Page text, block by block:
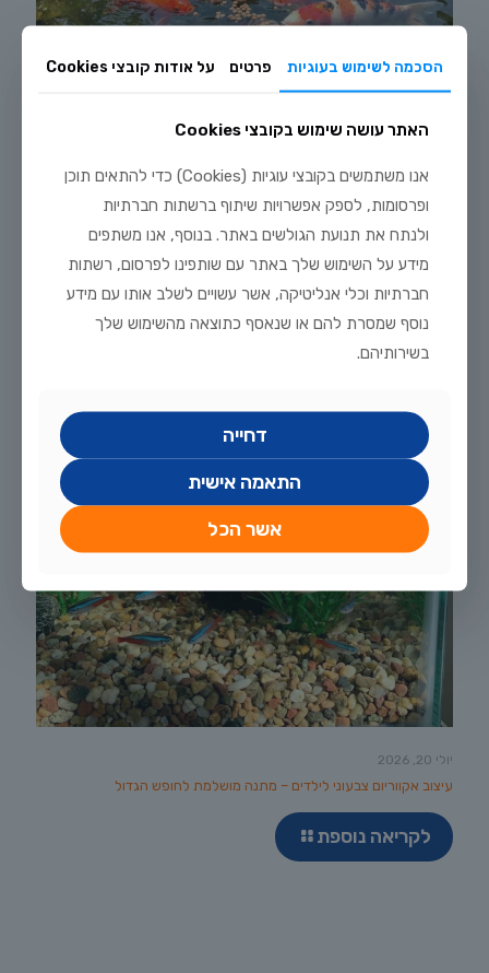
מדריך טיפוח דגי זהב וקוי בבריכת נוי: תנאים, תזונה ומניעת מחלות
לקריאה נוספת
יולי 20, 2026
עיצוב אקווריום צבעוני לילדים – מתנה מושלמת לחופש הגדול
לקריאה נוספת
הסכמה לשימוש בעוגיות פרטים על אודות קובצי Cookies
האתר עושה שימוש בקובצי Cookies
אנו משתמשים בקובצי עוגיות (Cookies) כדי להתאים תוכן
ופרסומות, לספק אפשרויות שיתוף ברשתות חברתיות
ולנתח את תנועת הגולשים באתר. בנוסף, אנו משתפים
מידע על השימוש שלך באתר עם שותפינו לפרסום, רשתות
חברתיות וכלי אנליטיקה, אשר עשויים לשלב אותו עם מידע
נוסף שמסרת להם או שנאסף כתוצאה מהשימוש שלך
בשירותיהם.
דחייה
התאמה אישית
אשר הכל